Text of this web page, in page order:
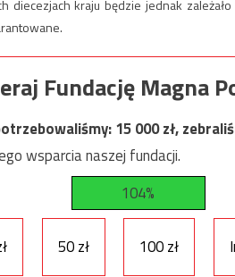
diecezjach kraju będzie jednak
Fundację Magna
15 000zł,
wsparcia naszej fundacji.
104%
50 zł 100 zł